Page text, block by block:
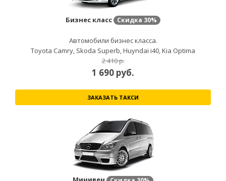
Бизнес класс Скидка 30%
Автомобили бизнес класса.
Toyota Camry, Skoda Superb, Huyndai i40, Kia Optima
2 410 р.
1 690 руб.
ЗАКАЗАТЬ ТАКСИ